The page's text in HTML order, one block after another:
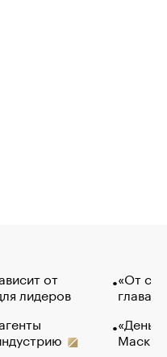
от
лидеров
«От
глава
Маск в